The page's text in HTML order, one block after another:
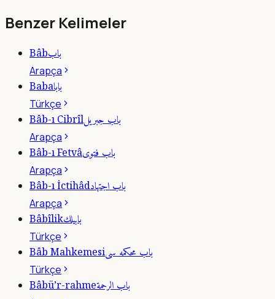
Benzer Kelimeler
Bâbباب
Arapça
Babaبابا
Türkçe
Bâb-ı Cibrîlباب جبريل
Arapça
Bâb-ı Fetvâباب فتوى
Arapça
Bâb-ı İctihâdباب اجتهاد
Arapça
Bâbîlikبابيلك
Türkçe
Bâb Mahkemesiباب محكمه سى
Türkçe
Bâbü’r-rahmeباب الرحمة